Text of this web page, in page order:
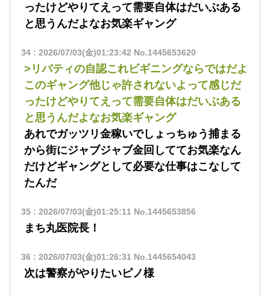
ったけどやりてえって需要自体はだいぶある
と思うんだよなお気楽ギャング
34: 2026/07/03(金)01:23:42 No.1445653620
>リバティの自認これビギニングならではだよ
このギャング他じゃ許されないよって感じだ
ったけどやりてえって需要自体はだいぶある
と思うんだよなお気楽ギャング
あれでガッツリ金稼いでしょっちゅう捕まる
から街にジャブジャブ金回しててお気楽なん
だけどギャングとして必要な仕事はこなして
たんだ
35: 2026/07/03(金)01:25:11 No.1445653856
まち丸医院長！
36 : 2026/07/03(金)01:26:31 No.1445654043
次は警察がやりたいピノ様